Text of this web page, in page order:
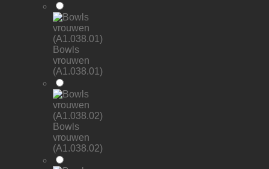
Bowls
vrouwen
(A1.038.01)
Bowls
vrouwen
(A1.038.02)